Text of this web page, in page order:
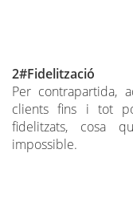
2#Fidelització
Per contrapartida,
clients fins i tot
fidelitzats, cosa
impossible.